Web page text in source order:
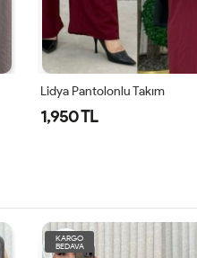
Lidya Pantolonlu Takım
1,950 TL
KARGO
BEDAVA